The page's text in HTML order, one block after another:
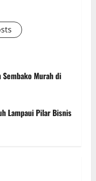
Sembako Murah di
Lampaui Pilar Bisnis